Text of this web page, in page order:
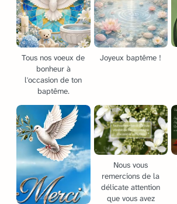
Tous nos voeux de
bonheur à
l'occasion de ton
baptême.
Joyeux baptême !
Nous vous
remercions de la
délicate attention
que vous avez